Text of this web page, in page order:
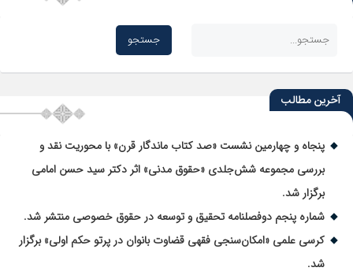
آخرین مطالب
پنجاه و چهارمین نشست «صد کتاب ماندگار قرن» با محوریت نقد و
بررسی مجموعه شش‌جلدی «حقوق مدنی» اثر دکتر سید حسن امامی
برگزار شد.
شماره پنجم دوفصلنامه تحقیق و توسعه در حقوق خصوصی منتشر شد.
کرسی علمی «امکان‌سنجی فقهی قضاوت بانوان در پرتو حکم اولی» برگزار
شد.